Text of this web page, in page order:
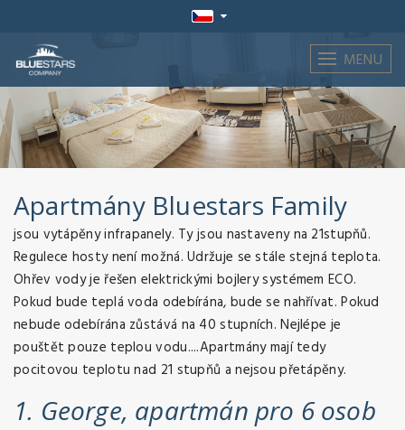
MENU
Apartmány Bluestars Family
jsou vytápěny infrapanely. Ty jsou nastaveny na 21stupňů.
Regulece hosty není možná. Udržuje se stále stejná teplota.
Ohřev vody je řešen elektrickými bojlery systémem ECO.
Pokud bude teplá voda odebírána, bude se nahřívat. Pokud
nebude odebírána zůstává na 40 stupních. Nejlépe je
pouštět pouze teplou vodu....Apartmány mají tedy
pocitovou teplotu nad 21 stupňů a nejsou přetápěny.
1. George, apartmán pro 6 osob